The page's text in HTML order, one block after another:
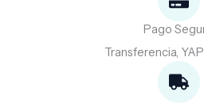
Pago
Transferencia,